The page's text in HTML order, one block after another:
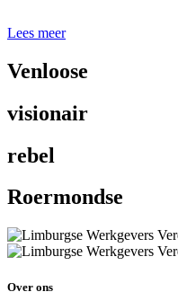
Lees meer
Venloose
visionair
rebel
Roermondse
Over ons